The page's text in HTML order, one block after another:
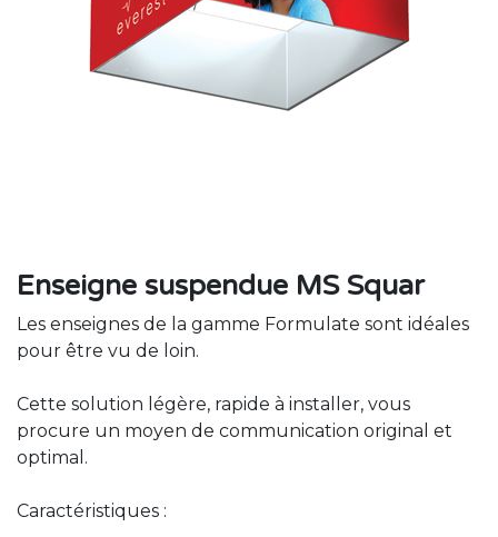
Enseigne suspendue MS Squar
Les enseignes de la gamme Formulate sont idéales
pour être vu de loin.
Cette solution légère, rapide à installer, vous
procure un moyen de communication original et
optimal.
Caractéristiques :